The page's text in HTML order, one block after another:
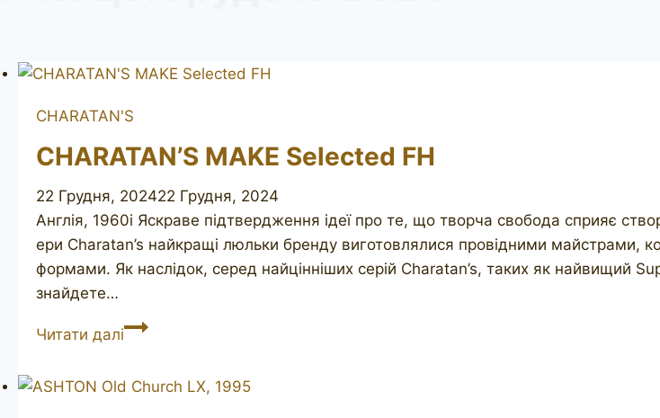
CHARATAN'S
CHARATAN’S MAKE Selected FH
22 Грудня, 202422 Грудня, 2024
Англія, 1960і Яскраве підтвердження ідеї про те, що творча свобода сприяє
ери Charatan’s найкращі люльки бренду виготовлялися провідними майстрами,
формами. Як наслідок, серед найцінніших серій Charatan’s, таких як найвищий
знайдете…
Читати даліCHARATAN’S
FH